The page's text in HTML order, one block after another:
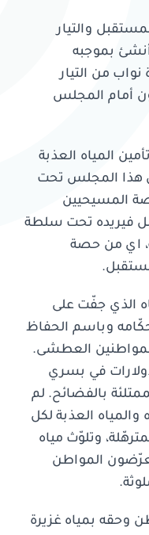
والتيار
بموجبه
من التيار
أمام المجلس
المياه العذبة
هذا المجلس تحت
المسيحيين
فيريده تحت سلطة
اي من حصة
الذي جفّت على
حكّامه وباسم الحفاظ
العطشى.
في بسري
بالفضائح. لم
العذبة لكل
وتلوّث مياه
المواطن
وحقه بمياه غزيرة